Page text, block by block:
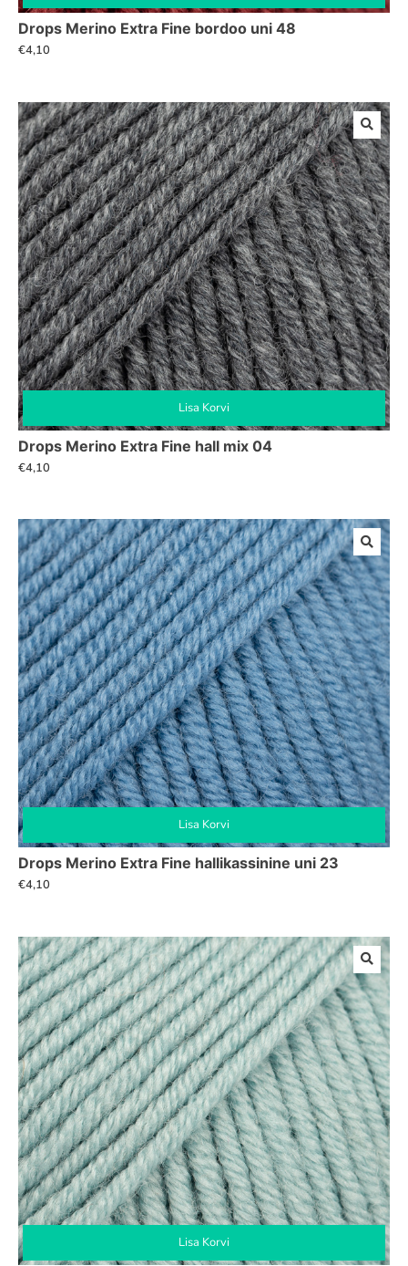
Drops Merino Extra Fine bordoo uni 48
€4,10
Lisa Korvi
Drops Merino Extra Fine hall mix 04
€4,10
Lisa Korvi
Drops Merino Extra Fine hallikassinine uni 23
€4,10
Lisa Korvi